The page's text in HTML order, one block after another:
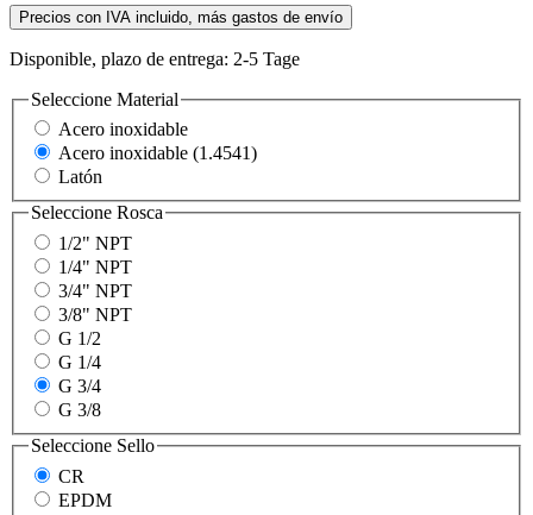
Precios con IVA incluido, más gastos de envío
Disponible, plazo de entrega: 2-5 Tage
Seleccione Material
Acero inoxidable
Acero inoxidable (1.4541)
Latón
Seleccione Rosca
1/2" NPT
1/4" NPT
3/4" NPT
3/8" NPT
G 1/2
G 1/4
G 3/4
G 3/8
Seleccione Sello
CR
EPDM